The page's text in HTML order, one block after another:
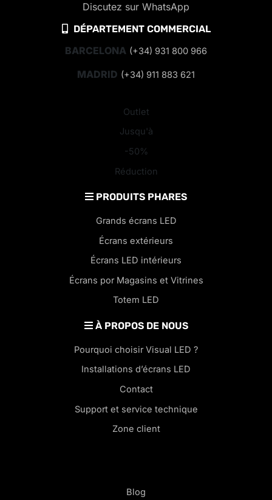
Discutez sur WhatsApp
DÉPARTEMENT COMMERCIAL
BARCELONA (+34) 931 800 966
MADRID (+34) 911 883 621
Outlet
Jusqu'à
-50%
Réduction
PRODUITS PHARES
Grands écrans LED
Écrans extérieurs
Écrans LED intérieurs
Écrans por Magasins et Vitrines
Totem LED
À PROPOS DE NOUS
Pourquoi choisir Visual LED ?
Installations d’écrans LED
Contact
Support et service technique
Zone client
Blog